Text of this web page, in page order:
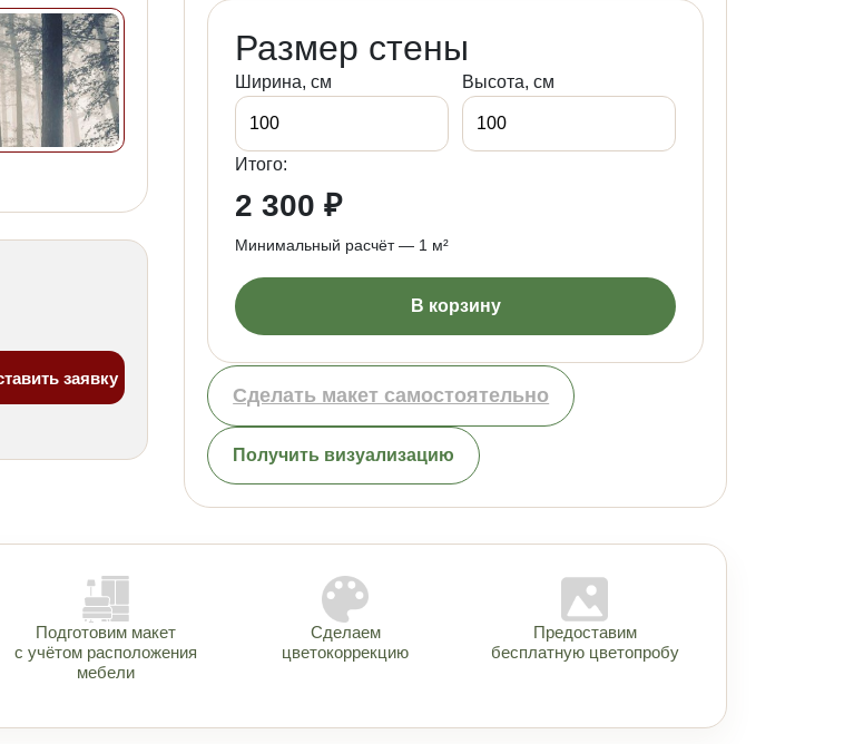
заявку
Размер стены
Ширина, см Высота, см
Итого:
2 300 ₽
Минимальный расчёт — 1 м²
В корзину
Сделать макет самостоятельно
Получить визуализацию
Подготовим макет
с учётом расположения
мебели
Сделаем
цветокоррекцию
Предоставим
бесплатную цветопробу